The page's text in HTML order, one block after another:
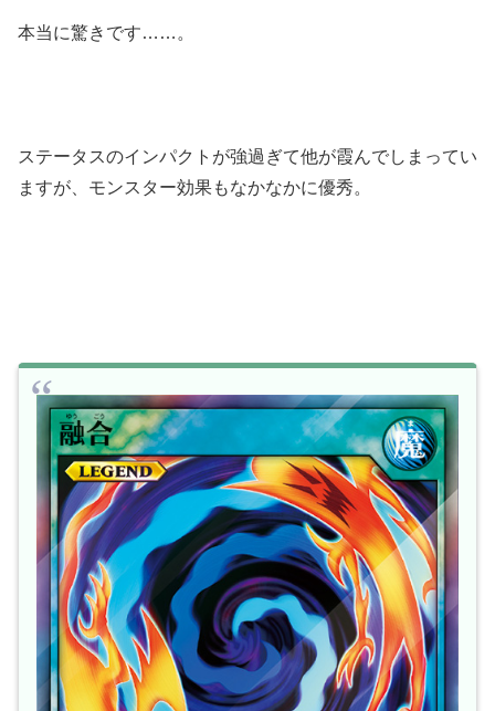
本当に驚きです……。
ステータスのインパクトが強過ぎて他が霞んでしまってい
ますが、モンスター効果もなかなかに優秀。